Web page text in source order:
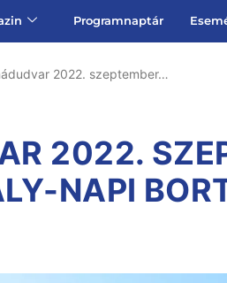
Programnaptár
2022. szeptember…
2022.
NAPI